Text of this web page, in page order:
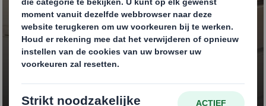
Combinatieverpakkin
gen van hout en
karton